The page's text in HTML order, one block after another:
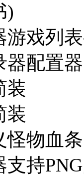
)
游戏列
器配置
装
装
怪物血
支持